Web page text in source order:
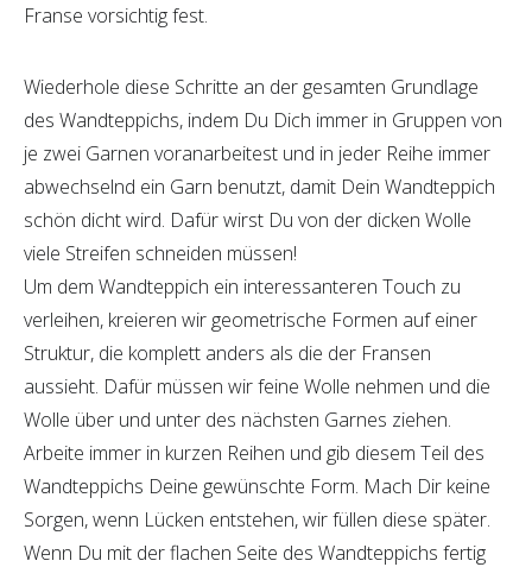
Franse vorsichtig fest.
Wiederhole diese Schritte an der gesamten Grundlage
des Wandteppichs, indem Du Dich immer in Gruppen von
je zwei Garnen voranarbeitest und in jeder Reihe immer
abwechselnd ein Garn benutzt, damit Dein Wandteppich
schön dicht wird. Dafür wirst Du von der dicken Wolle
viele Streifen schneiden müssen!
Um dem Wandteppich ein interessanteren Touch zu
verleihen, kreieren wir geometrische Formen auf einer
Struktur, die komplett anders als die der Fransen
aussieht. Dafür müssen wir feine Wolle nehmen und die
Wolle über und unter des nächsten Garnes ziehen.
Arbeite immer in kurzen Reihen und gib diesem Teil des
Wandteppichs Deine gewünschte Form. Mach Dir keine
Sorgen, wenn Lücken entstehen, wir füllen diese später.
Wenn Du mit der flachen Seite des Wandteppichs fertig